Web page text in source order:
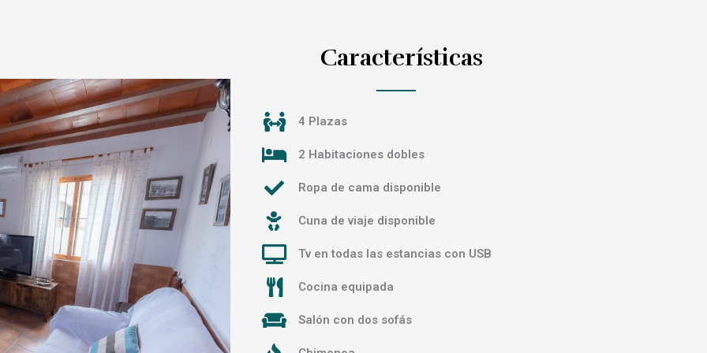
Características
4 Plazas
2 Habitaciones dobles
Ropa de cama disponible
Cuna de viaje disponible
Tv en todas las estancias con USB
Cocina equipada
Salón con dos sofás